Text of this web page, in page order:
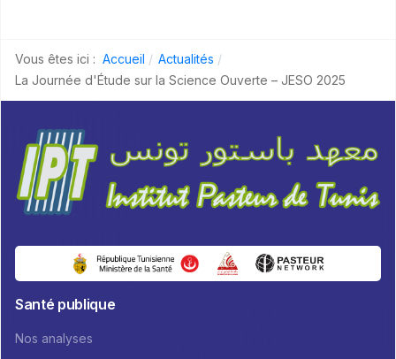
Vous êtes ici : Accueil
Actualités
La Journée d'Étude sur la Science Ouverte – JESO 2025
Santé publique
Nos analyses